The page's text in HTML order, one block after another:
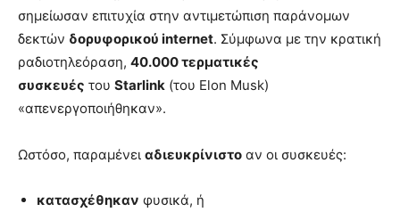
σημείωσαν επιτυχία στην αντιμετώπιση παράνομων
δεκτών δορυφορικού internet. Σύμφωνα με την κρατική
ραδιοτηλεόραση, 40.000 τερματικές
συσκευές του Starlink (του Elon Musk)
«απενεργοποιήθηκαν».
Ωστόσο, παραμένει αδιευκρίνιστο αν οι συσκευές:
κατασχέθηκαν φυσικά, ή